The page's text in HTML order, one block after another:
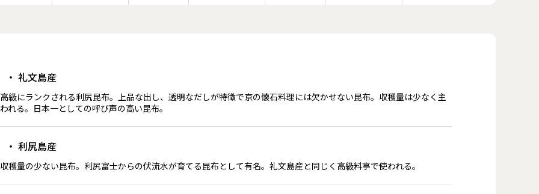
・ 礼文島産
級にランクされる利尻昆布。上品な出し、透明なだしが特徴で京の懐石料理には欠かせない昆布。収穫量は少なく主
れる。日本一としての呼び声の高い昆布。
・ 利尻島産
穫量の少ない昆布。利尻富士からの伏流水が育てる昆布として有名。礼文島産と同じく高級料亭で使われる。